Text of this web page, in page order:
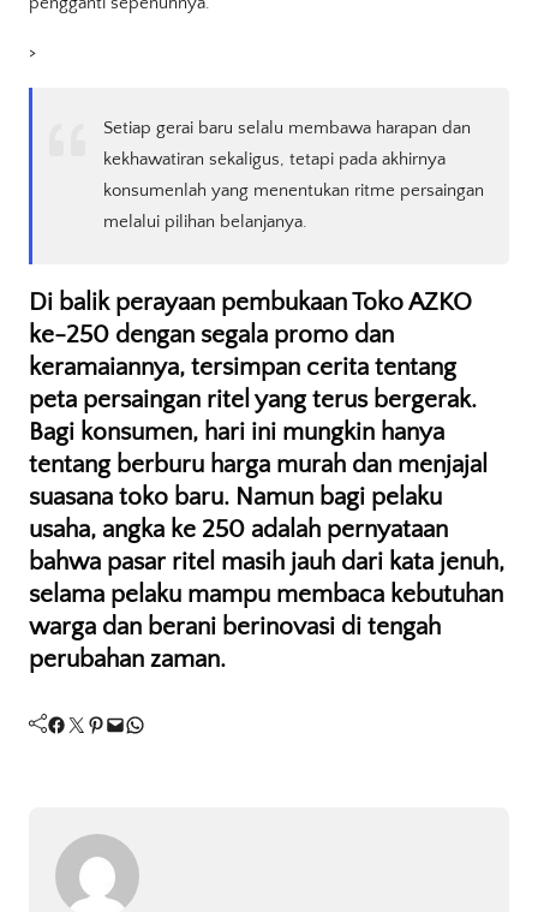
>
Setiap gerai baru selalu membawa harapan dan
kekhawatiran sekaligus, tetapi pada akhirnya
konsumenlah yang menentukan ritme persaingan
melalui pilihan belanjanya.
Di balik perayaan pembukaan Toko AZKO
ke-250 dengan segala promo dan
keramaiannya, tersimpan cerita tentang
peta persaingan ritel yang terus bergerak.
Bagi konsumen, hari ini mungkin hanya
tentang berburu harga murah dan menjajal
suasana toko baru. Namun bagi pelaku
usaha, angka ke 250 adalah pernyataan
bahwa pasar ritel masih jauh dari kata jenuh,
selama pelaku mampu membaca kebutuhan
warga dan berani berinovasi di tengah
perubahan zaman.
Facebook Twitter Pinterest Mail WhatsApp